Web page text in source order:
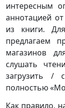
интересным
аннотацией
из книги.
предлагаем
магазинов
слушать
загрузить /
полностью
Как правило,